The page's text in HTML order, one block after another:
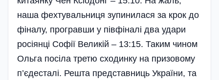
наша фехтувальниця зупинилася за крок до
фіналу, програвши у півфіналі два удари
росі­янці Софії Великій – 13:15. Таким чином
Ольга посіла третю сходинку на призовому
п’єдесталі. Решта представниць України, та